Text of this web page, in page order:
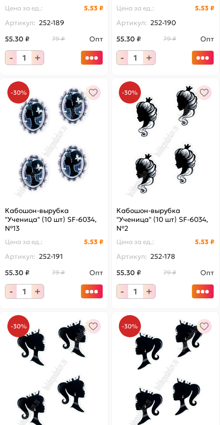
Цена за ед.: 5.53 ₽
Артикул: 252-189
55.30 ₽
79 ₽ Опт
- +
Цена за ед.: 5.53 ₽
Артикул: 252-190
55.30 ₽
79 ₽ Опт
- +
-30%
Кабошон-вырубка
"Ученица" (10 шт) SF-6034,
№13
Цена за ед.: 5.53 ₽
Артикул: 252-191
55.30 ₽
79 ₽ Опт
- +
-30%
Кабошон-вырубка
"Ученица" (10 шт) SF-6034,
№2
Цена за ед.: 5.53 ₽
Артикул: 252-178
55.30 ₽
79 ₽ Опт
- +
-30% -30%